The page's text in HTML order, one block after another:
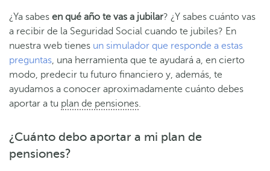
¿Ya sabes en qué año te vas a jubilar? ¿Y sabes cuánto vas
a recibir de la Seguridad Social cuando te jubiles? En
nuestra web tienes un simulador que responde a estas
preguntas, una herramienta que te ayudará a, en cierto
modo, predecir tu futuro financiero y, además, te
ayudamos a conocer aproximadamente cuánto debes
aportar a tu plan de pensiones.
¿Cuánto debo aportar a mi plan de
pensiones?